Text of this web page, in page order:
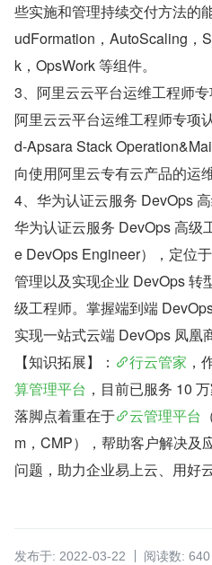
些实施和管理持续交付方法的
udFormation，AutoScaling，
k，OpsWork 等组件。
3、阿里云云平台运维工程师专
阿里云云平台运维工程师专项
d-Apsara Stack
向使用阿里云专有云产品的运
4、华为认证云服务 DevOps
华为认证云服务 DevOps 高级
e DevOps Engineer），定位
管理以及实现企业 DevOps 转
级工程师。掌握端到端
实现一站式云端 DevOps 凤凰
【知识拓展】：
行云管家 ，
算管理平台 ，目前已服务 10
落脚点着重在于
云管理平台
m，CMP），帮助客户解决及
问题，助力企业易上云、用好
发布于: 2022-03-22 阅读数: 640